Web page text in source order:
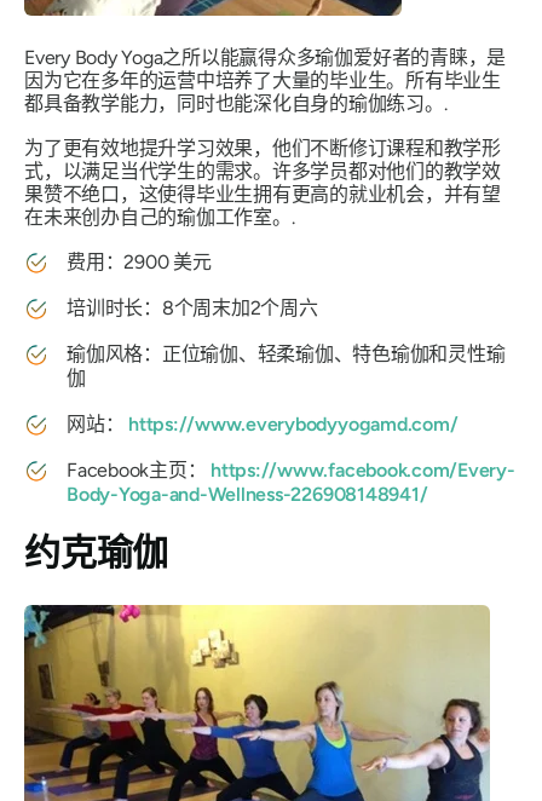
Every Body Yoga之所以能赢得众多瑜伽爱好者的青睐，是
因为它在多年的运营中培养了大量的毕业生。所有毕业生
都具备教学能力，同时也能深化自身的瑜伽练习。.
为了更有效地提升学习效果，他们不断修订课程和教学形
式，以满足当代学生的需求。许多学员都对他们的教学效
果赞不绝口，这使得毕业生拥有更高的就业机会，并有望
在未来创办自己的瑜伽工作室。.
费用：2900 美元
培训时长：8个周末加2个周六
瑜伽风格：正位瑜伽、轻柔瑜伽、特色瑜伽和灵性瑜
伽
网站： https://www.everybodyyogamd.com/
Facebook主页： https://www.facebook.com/Every-
Body-Yoga-and-Wellness-226908148941/
约克瑜伽